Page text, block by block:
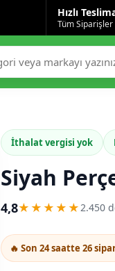
Hızlı
Tüm
İthalat vergisi yok
Siyah
4,8★★★★★2.450
🔥 Son 24 saatte 26